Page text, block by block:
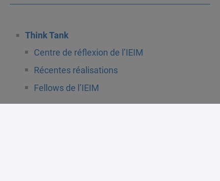
Think Tank
Centre de réflexion de l’IEIM
Récentes réalisations
Fellows de l’IEIM